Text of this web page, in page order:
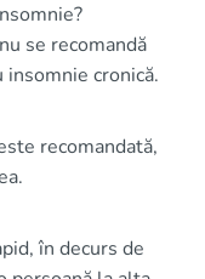
se recomandă
cronică.
recomandată,
în decurs de